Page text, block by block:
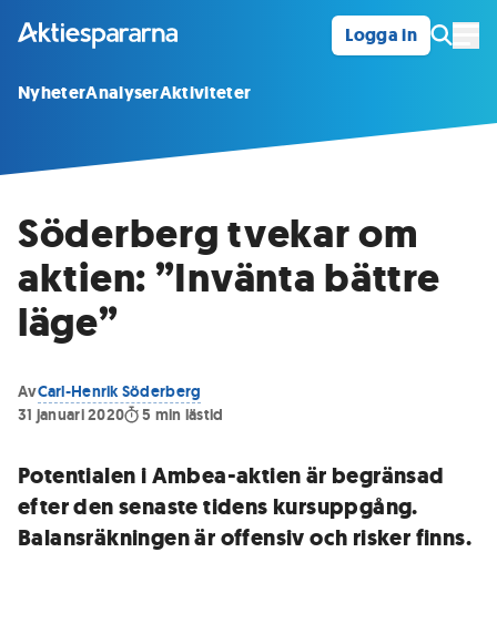
Logga in
NyheterAnalyserAktiviteter
Söderberg tvekar om
aktien: ”Invänta bättre
läge”
AvCarl-Henrik Söderberg
31 januari 2020
5 min lästid
Potentialen i Ambea-aktien är begränsad
efter den senaste tidens kursuppgång.
Balansräkningen är offensiv och risker finns.